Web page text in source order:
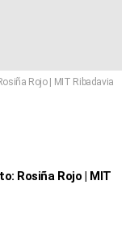
Rojo | MIT Ribadavia
Rosiña Rojo | MIT